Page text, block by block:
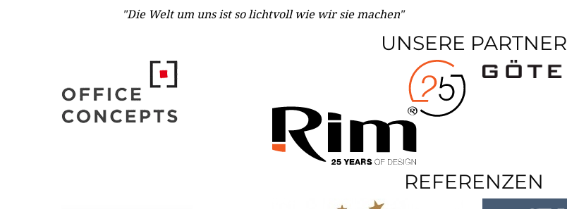
"Die Welt um uns ist so lichtvoll wie wir sie machen"
UNSERE PARTNER
REFERENZEN